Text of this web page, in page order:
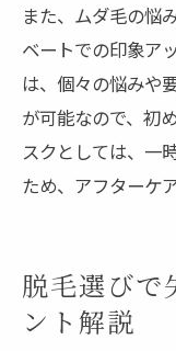
また、ムダ毛の悩
ベートでの印象ア
は、個々の悩みや
が可能なので、初
スクとしては、一
ため、アフターケ
脱毛選びで
ント解説